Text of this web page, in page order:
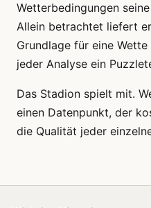
Wetterbedingungen
Allein betrachtet liefert
Grundlage für eine
jeder Analyse ein
Das Stadion spielt mit.
einen Datenpunkt, der
die Qualität jeder